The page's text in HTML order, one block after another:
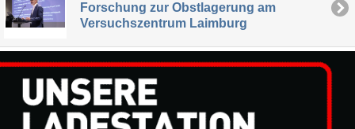
Forschung zur Obstlagerung am
Versuchszentrum Laimburg